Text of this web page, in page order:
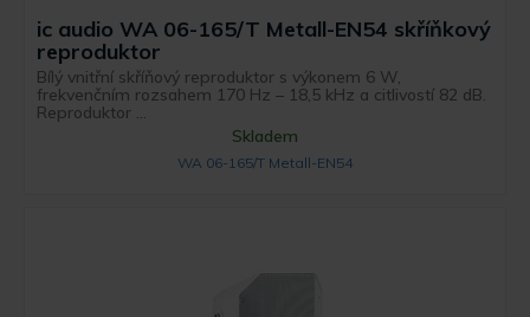
ic audio WA 06-165/T Metall-EN54 skříňkový
reproduktor
Bílý vnitřní skříňový reproduktor s výkonem 6 W,
frekvenčním rozsahem 170 Hz – 18,5 kHz a citlivostí 82 dB.
Reproduktor ...
Skladem
WA 06-165/T Metall-EN54